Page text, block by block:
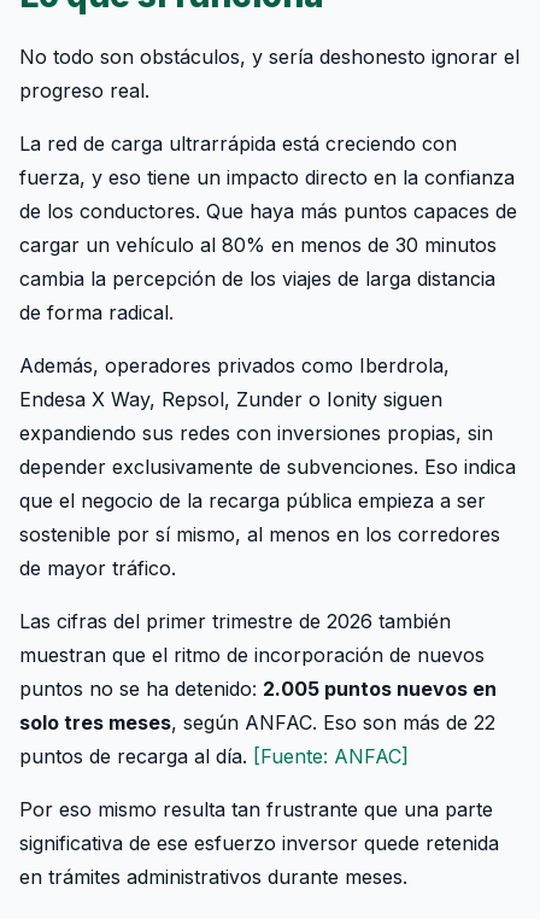
No todo son obstáculos, y sería deshonesto ignorar el
progreso real.
La red de carga ultrarrápida está creciendo con
fuerza, y eso tiene un impacto directo en la confianza
de los conductores. Que haya más puntos capaces de
cargar un vehículo al 80% en menos de 30 minutos
cambia la percepción de los viajes de larga distancia
de forma radical.
Además, operadores privados como Iberdrola,
Endesa X Way, Repsol, Zunder o Ionity siguen
expandiendo sus redes con inversiones propias, sin
depender exclusivamente de subvenciones. Eso indica
que el negocio de la recarga pública empieza a ser
sostenible por sí mismo, al menos en los corredores
de mayor tráfico.
Las cifras del primer trimestre de 2026 también
muestran que el ritmo de incorporación de nuevos
puntos no se ha detenido: 2.005 puntos nuevos en
solo tres meses, según ANFAC. Eso son más de 22
puntos de recarga al día. [Fuente: ANFAC]
Por eso mismo resulta tan frustrante que una parte
significativa de ese esfuerzo inversor quede retenida
en trámites administrativos durante meses.